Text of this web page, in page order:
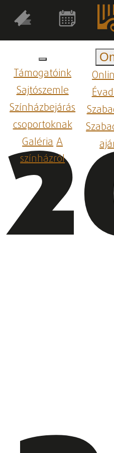
Támogatóink
Sajtószemle
Színházbejárás
csoportoknak
GalériaA
színházról